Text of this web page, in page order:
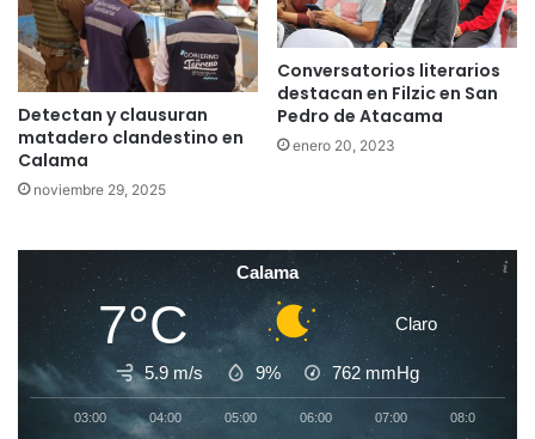
Detectan y clausuran
matadero clandestino en
Calama
noviembre 29, 2025
Conversatorios literarios
destacan en Filzic en San
Pedro de Atacama
enero 20, 2023
Calama
7°C Claro
5.9 m/s 9% 762 mmHg
03:00 04:00 05:00 06:00 07:00 08:00